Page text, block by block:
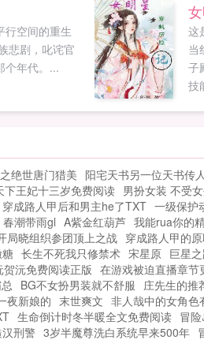
，YY，扮猪吃
兽①群
娘
中
T
妒
综
故
本
贵
藏
大
结
行空间的重生
悲剧，叱诧官
个年代。...
这
当
子
技
下
你
绝世唐门猎美 阳宅天书另一位天书传
下王妃十三岁免费阅读 男扮女装 不受
穿成路人甲后和男主he了TXT 一级保护
春潮带雨gl A紫金红葫芦 我能rua你的
局晓组织参团顶上之战 穿成路人甲的
长生不死我只修禁术 宋星原 巨星
贺沅免费阅读正版 在游戏被迫直播章节
BG不女扮男装就不舒服 庄先生的推
夜新娘的 末世爽文 非人哉中的女角色
生命倒计时冬半暖全文免费阅读 冒
刑警 3岁半魔尊洗白系统早来500年